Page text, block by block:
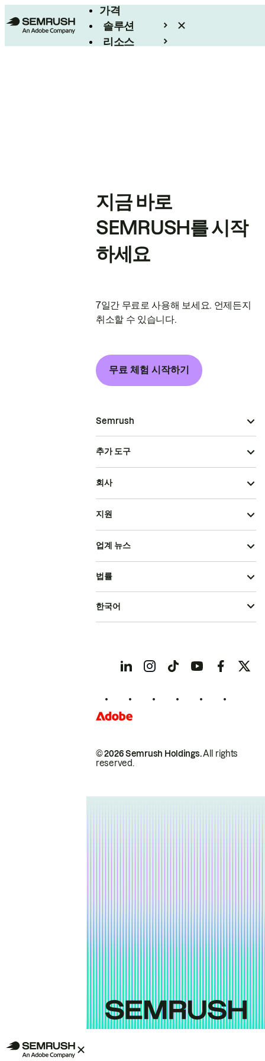
가격
솔루션
리소스
지금 바로
SEMRUSH를 시작
하세요
7일간 무료로 사용해 보세요. 언제든지
취소할 수 있습니다.
무료 체험 시작하기
Semrush
추가 도구
회사
지원
업계 뉴스
© 2026 Semrush Holdings.All rights
reserved.
법률
한국어